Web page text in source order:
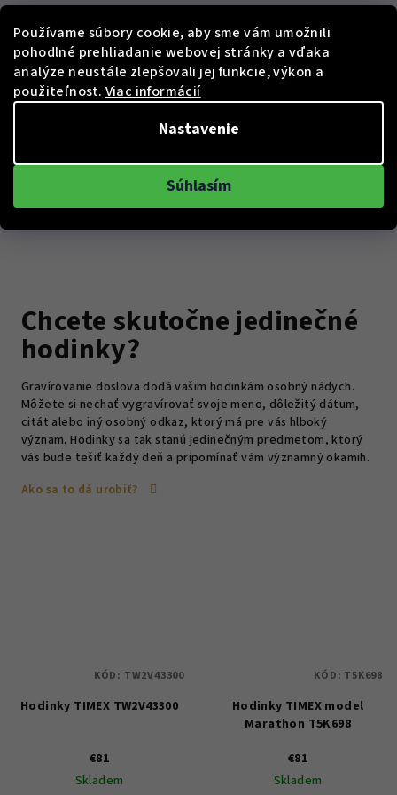
Používame súbory cookie, aby sme vám umožnili
pohodlné prehliadanie webovej stránky a vďaka
analýze neustále zlepšovali jej funkcie, výkon a
použiteľnosť. Viac informácií
Nastavenie
Súhlasím
Do košíka Do košíka
Chcete skutočne jedinečné
hodinky?
Gravírovanie doslova dodá vašim hodinkám osobný nádych.
Môžete si nechať vygravírovať svoje meno, dôležitý dátum,
citát alebo iný osobný odkaz, ktorý má pre vás hlboký
význam. Hodinky sa tak stanú jedinečným predmetom, ktorý
vás bude tešiť každý deň a pripomínať vám významný okamih.
Ako sa to dá urobiť?
Hodinky TIMEX TW2V43300
€81
Skladem
KÓD: TW2V43300
Hodinky TIMEX model
Marathon T5K698
€81
Skladem
KÓD: T5K698